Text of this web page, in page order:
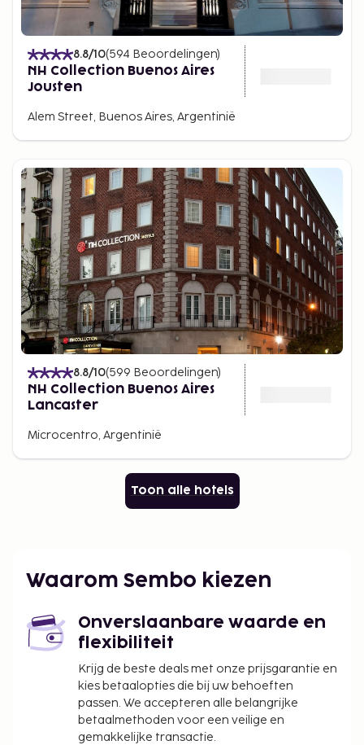
8.8/10(594 Beoordelingen)
NH Collection Buenos Aires
Jousten
Alem Street, Buenos Aires, Argentinië
8.8/10(599 Beoordelingen)
NH Collection Buenos Aires
Lancaster
Microcentro, Argentinië
Toon alle hotels
Waarom Sembo kiezen
Onverslaanbare waarde en
flexibiliteit
Krijg de beste deals met onze prijsgarantie en
kies betaalopties die bij uw behoeften
passen. We accepteren alle belangrijke
betaalmethoden voor een veilige en
gemakkelijke transactie.